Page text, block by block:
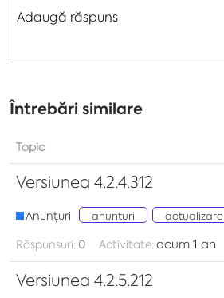
Adaugă răspuns
Întrebări similare
Topic
Versiunea 4.2.4.312
Anunțuri anunturi actualizare
Răspunsuri:0 Activitate:acum 1 an
Versiunea 4.2.5.212